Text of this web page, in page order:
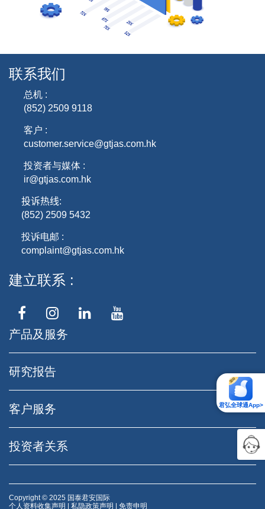
君弘全球通App>
联系我们
总机 :
(852) 2509 9118
客户 :
customer.service@gtjas.com.hk
投资者与媒体 :
ir@gtjas.com.hk
投诉热线:
(852) 2509 5432
投诉电邮 :
complaint@gtjas.com.hk
建立联系
产品及服务
研究报告
客户服务
投资者关系
Copyright © 2025 国泰君安国际
个人资料收集声明 | 私隐政策声明 | 免责申明